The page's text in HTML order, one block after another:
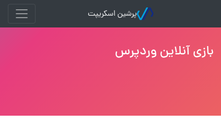
پرشین اسکریپت
بازی آنلاین وردپرس